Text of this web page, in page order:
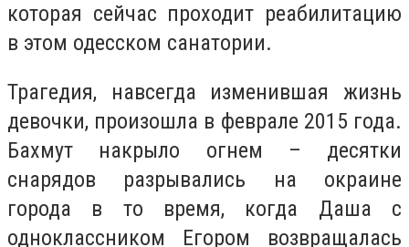
которая сейчас проходит реабилитацию
в этом одесском санатории.
Трагедия, навсегда изменившая жизнь
девочки, произошла в феврале 2015 года.
Бахмут накрыло огнем – десятки
снарядов разрывались на окраине
города в то время, когда Даша с
одноклассником Егором возвращалась